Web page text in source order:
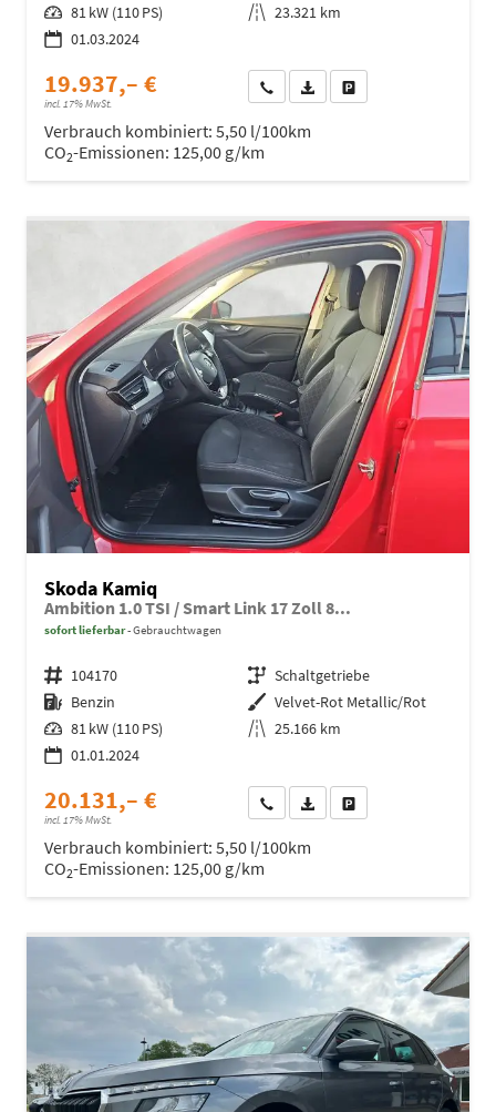
Leistung 81 kW (110 PS) Kilometerstand 23.321 km
01.03.2024
19.937,– €
incl. 17% MwSt.
Wir rufen Sie anFahrzeugexposé (PDF)
Verbrauch kombiniert: 5,50 l/100km
CO2-Emissionen: 125,00 g/km
Skoda Kamiq
Ambition 1.0 TSI / Smart Link 17 Zoll 8...
sofort lieferbar Gebrauchtwagen
Fahrzeugnr. 104170 Getriebe Schaltgetriebe
Kraftstoff Benzin Außenfarbe Velvet-Rot Metallic/Rot
Leistung 81 kW (110 PS) Kilometerstand 25.166 km
01.01.2024
20.131,– €
incl. 17% MwSt.
Wir rufen Sie anFahrzeugexposé (PDF)
Verbrauch kombiniert: 5,50 l/100km
CO2-Emissionen: 125,00 g/km